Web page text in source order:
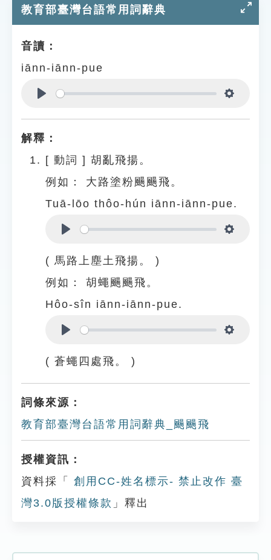
知識索引
遊戲專區
貓頭鷹博士
教育部臺灣台語常用詞辭典
音讀：
iānn-iānn-pue
解釋：
[ 動詞 ] 胡亂飛揚。
例如：
大路塗粉颺颺飛。
Tuā-lōo thôo-hún iānn-iānn-pue.
( 馬路上塵土飛揚。 )
例如：
胡蠅颺颺飛。
Hôo-sîn iānn-iānn-pue.
( 蒼蠅四處飛。 )
詞條來源：
教育部臺灣台語常用詞辭典_颺颺飛
授權資訊：
資料採「
創用CC-姓名標示- 禁止改作 臺
灣3.0版授權條款 」釋出